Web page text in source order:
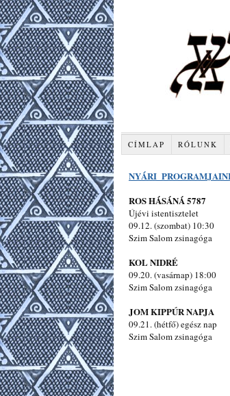
CÍMLAP RÓLUNK
NYÁRI
ROS HÁSÁNÁ 5787
Újévi istentisztelet
09.12. (szombat) 10:30
Szim Salom zsinagóga
KOL NIDRÉ
09.20. (vasárnap) 18:00
Szim Salom zsinagóga
JOM KIPPÚR NAPJA
09.21. (hétfő) egész nap
Szim Salom zsinagóga